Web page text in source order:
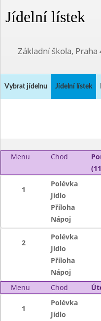
Jídelní lístek
Základní škola,
Vybrat jídelnu Jídelní lístek
Menu Chod
1
Polévka
Jídlo
Příloha
Nápoj
2
Polévka
Jídlo
Příloha
Nápoj
Menu
Chod
1
Polévka
Jídlo